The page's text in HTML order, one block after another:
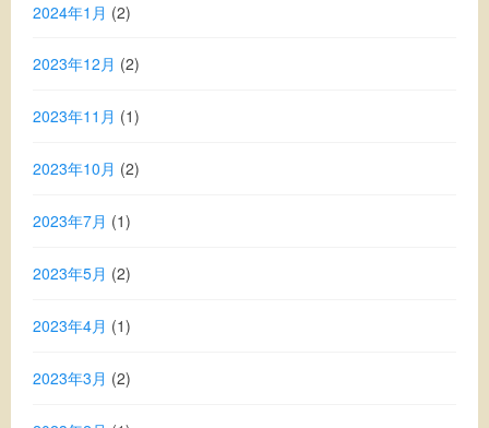
2024年1月 (2)
2023年12月 (2)
2023年11月 (1)
2023年10月 (2)
2023年7月 (1)
2023年5月 (2)
2023年4月 (1)
2023年3月 (2)